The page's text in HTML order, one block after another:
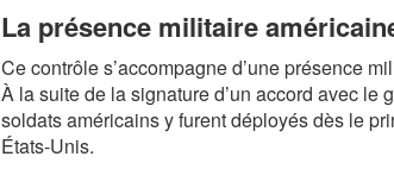
La présence militaire
Ce contrôle s’accompagne d’une présence
À la suite de la signature d’un accord avec
soldats américains y furent déployés dès le
États-Unis.